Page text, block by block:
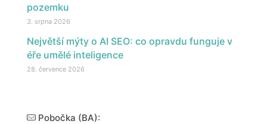
pozemku
3. srpna 2026
Největší mýty o AI SEO: co opravdu funguje v
éře umělé inteligence
28. července 2026
Pobočka (BA):